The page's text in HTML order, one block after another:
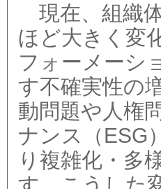
現在、組織
ほど大きく変
フォーメーシ
す不確実性の
動問題や人権
ナンス（ESG
り複雑化・多
す。こうした